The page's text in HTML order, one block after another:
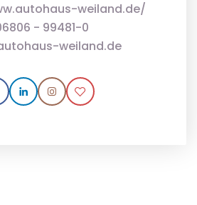
weiland.de/
- 99481-0
weiland.de